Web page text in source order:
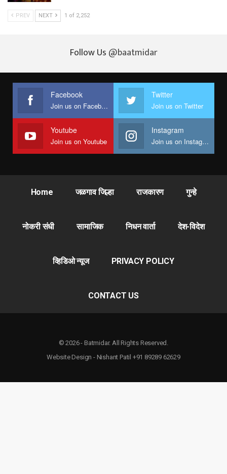
PREV NEXT 1 of 2,252
Follow Us @baatmidar
Facebook
Join us on Facebook
Twitter
Join us on Twitter
Youtube
Join us on Youtube
Instagram
Join us on Instagram
Home जळगाव जिल्हा राजकारण गुन्हे
नोकरी संधी सामाजिक निधन वार्ता देश-विदेश
व्हिडिओ न्यूज PRIVACY POLICY
CONTACT US
© 2026 - Batmidar. All Rights Reserved.
Website Design - Nishant Patil +91 89289 62629